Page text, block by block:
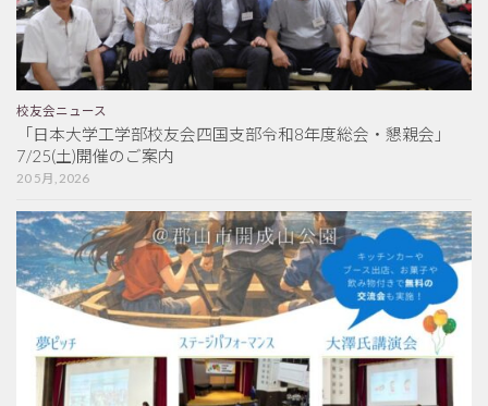
校友会ニュース
「日本大学工学部校友会四国支部令和8年度総会・懇親会」
7/25(土)開催のご案内
20 5月, 2026